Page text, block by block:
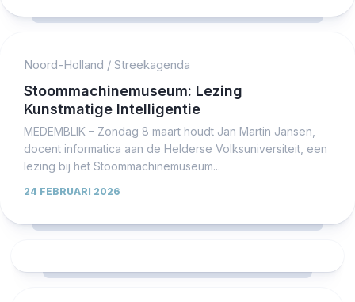
Noord-Holland / Streekagenda
Stoommachinemuseum: Lezing
Kunstmatige Intelligentie
MEDEMBLIK – Zondag 8 maart houdt Jan Martin Jansen,
docent informatica aan de Helderse Volksuniversiteit, een
lezing bij het Stoommachinemuseum...
24 FEBRUARI 2026